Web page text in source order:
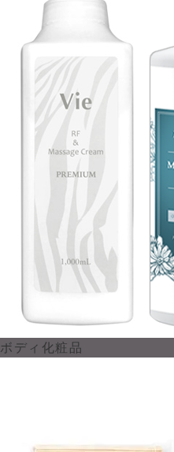
ボディ化粧品